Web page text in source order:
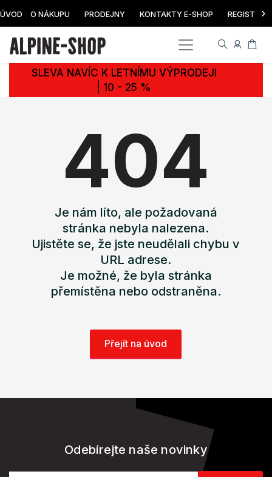
ÚVOD O NÁKUPU PRODEJNY KONTAKTY E-SHOP ›
SLEVA NAVÍC K LETNÍMU VÝPRODEJI
| 10 - 25 %
404
Je nám líto, ale požadovaná
stránka nebyla nalezena.
Ujistěte se, že jste neudělali chybu v
URL adrese.
Je možné, že byla stránka
přemístěna nebo odstraněna.
Přejít na úvod
Odebírejte naše novinky